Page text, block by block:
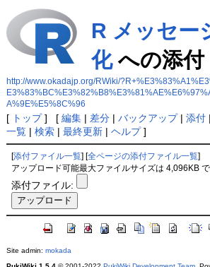
R メッセー
化への添付
http://www.okadajp.org/RWiki/
A%9E%E5%8C%96
[ トップ] [ 編集| 差分| バックアップ| 添付|
一覧| 検索| 最終更新| ヘルプ]
[添付ファイル一覧 ] [全ページの添付ファイル一覧
アップロード可能最大ファイルサイズは 4,096KB で
添付ファイル:
Site admin: mokada